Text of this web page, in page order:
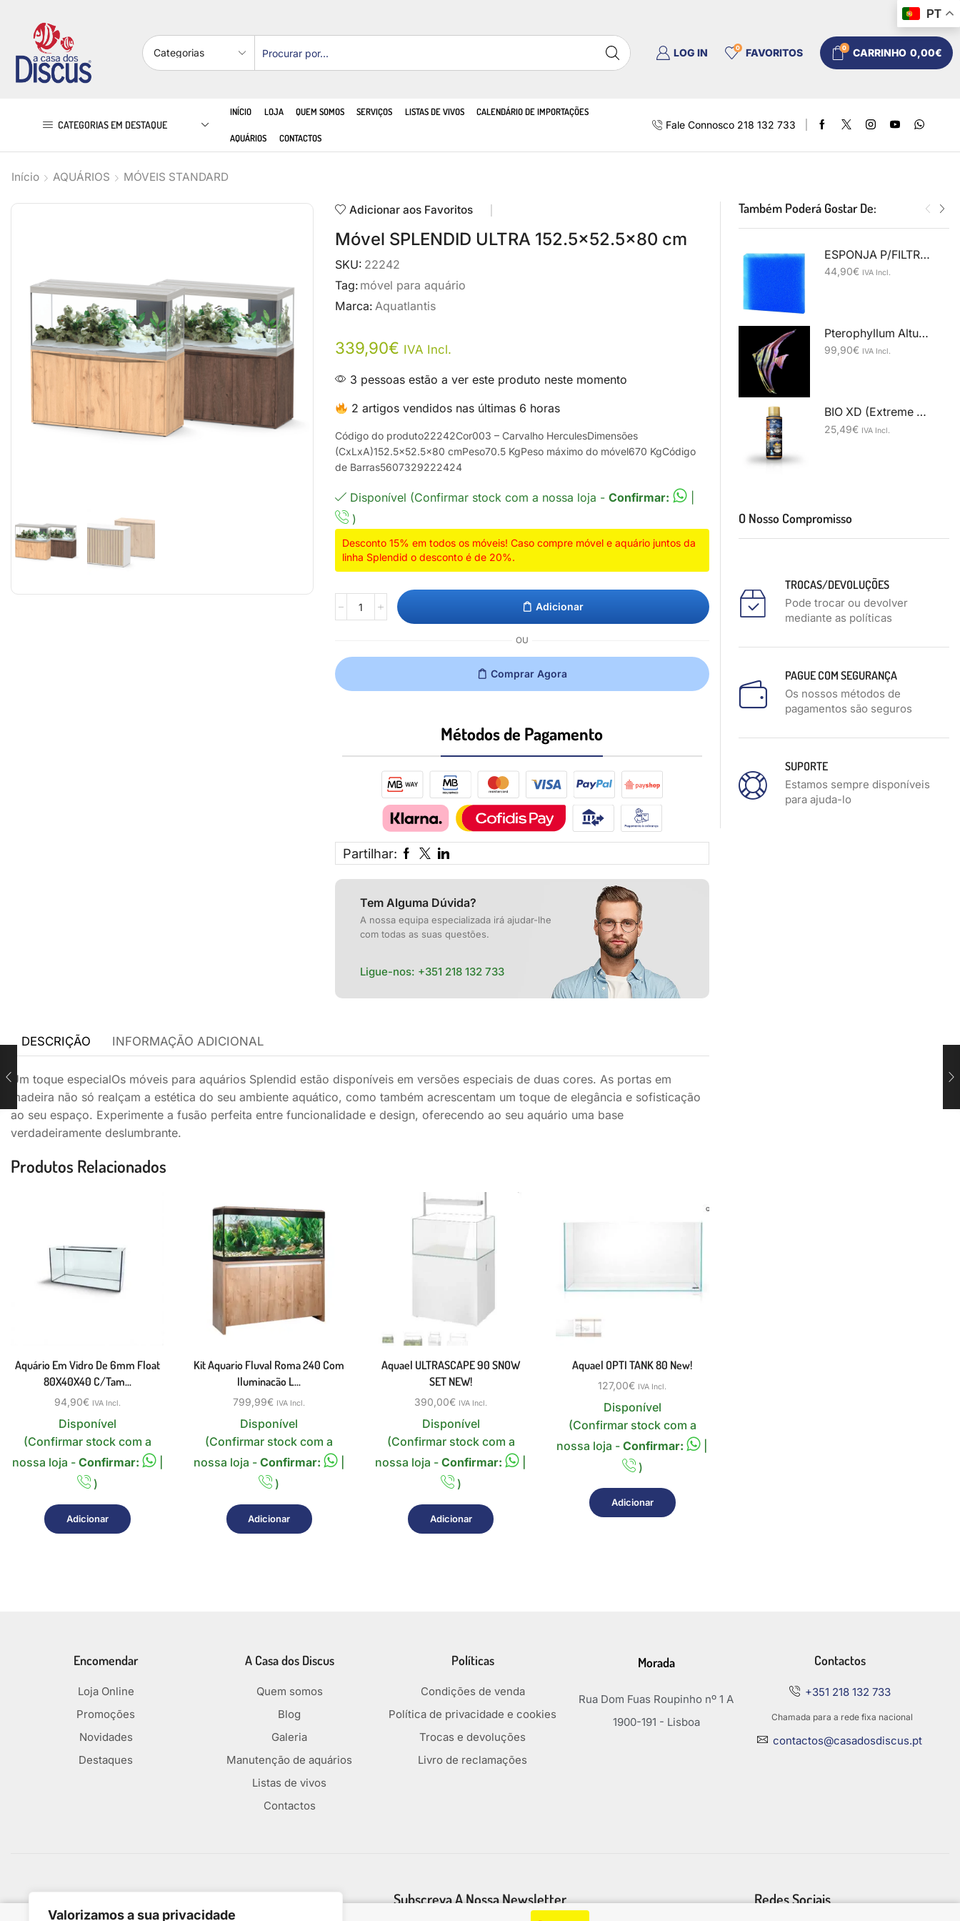
Valorizamos a sua privacidade
LOG IN 0 FAVORITOS 0 CARRINHO 0,00€
CATEGORIAS EM DESTAQUE
INÍCIO LOJA QUEM SOMOS SERVIÇOS LISTAS DE VIVOS CALENDÁRIO DE IMPORTAÇÕES
AQUÁRIOS CONTACTOS
Fale Connosco 218 132 733
Início AQUÁRIOS MÓVEIS STANDARD
Adicionar aos Favoritos
Móvel SPLENDID ULTRA 152.5×52.5×80 cm
SKU: 22242
Tag: móvel para aquário
Marca: Aquatlantis
339,90€ IVA Incl.
3 pessoas estão a ver este produto neste momento
2 artigos vendidos nas últimas 6 horas
Código do produto22242Cor003 – Carvalho HerculesDimensões
(CxLxA)152.5×52.5×80 cmPeso70.5 KgPeso máximo do móvel670 KgCódigo
de Barras5607329222424
Disponível (Confirmar stock com a nossa loja - Confirmar:
|
)
Desconto 15% em todos os móveis! Caso compre móvel e aquário juntos da
linha Splendid o desconto é de 20%.
Adicionar
OU
Comprar Agora
Métodos de Pagamento​
Partilhar:
Tem Alguma Dúvida?
A nossa equipa especializada irá ajudar-lhe
com todas as suas questões.
Ligue-nos: +351 218 132 733
DESCRIÇÃO INFORMAÇÃO ADICIONAL
Um toque especialOs móveis para aquários Splendid estão disponíveis em versões especiais de duas cores. As portas em
madeira não só realçam a estética do seu ambiente aquático, como também acrescentam um toque de elegância e sofisticação
ao seu espaço. Experimente a fusão perfeita entre funcionalidade e design, oferecendo ao seu aquário uma base
verdadeiramente deslumbrante.
Produtos Relacionados
Aquário Em Vidro De 6mm Float
80X40X40 C/tam...
94,90€ IVA Incl.
Disponível
(Confirmar stock com a
nossa loja - Confirmar:
|
)
Adicionar
Kit Aquario Fluval Roma 240 Com
Iluminacão L...
799,99€ IVA Incl.
Disponível
(Confirmar stock com a
nossa loja - Confirmar:
|
)
Adicionar
Aquael ULTRASCAPE 90 SNOW
SET NEW!
390,00€ IVA Incl.
Disponível
(Confirmar stock com a
nossa loja -Confirmar:
)
Adicionar
Aquael OPTI TANK 80 New!
127,00€ IVA Incl.
Disponível
(Confirmar stock com a
nossa loja -Confirmar:
)
Adicionar
Também Poderá Gostar De:
ESPONJA P/FILTRO 50X50X10CM Grossa
44,90€ IVA Incl.
Pterophyllum Altum Orinoco Red - Simon Forkel
99,90€ IVA Incl.
BIO XD (Extreme Decomposer)250ml
25,49€ IVA Incl.
O Nosso Compromisso
TROCAS/DEVOLUÇÕES
Pode trocar ou devolver
mediante as políticas
PAGUE COM SEGURANÇA
Os nossos métodos de
pagamentos são seguros
SUPORTE
Estamos sempre disponíveis
para ajuda-lo
Encomendar
Loja Online
Promoções
Novidades
Destaques
A Casa dos Discus
Quem somos
Blog
Galeria
Manutenção de aquários
Listas de vivos
Contactos
Políticas
Condições de venda
Política de privacidade e cookies
Trocas e devoluções
Livro de reclamações
Morada
Rua Dom Fuas Roupinho nº 1 A
1900-191 - Lisboa
Contactos
+351 218 132 733
Chamada para a rede fixa nacional
contactos@casadosdiscus.pt
Subscreva A Nossa Newsletter Redes Sociais
PT